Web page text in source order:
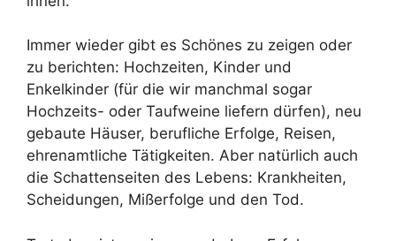
Immer wieder gibt es Schönes zu zeigen oder
zu berichten: Hochzeiten, Kinder und
Enkelkinder (für die wir manchmal sogar
Hochzeits- oder Taufweine liefern dürfen), neu
gebaute Häuser, berufliche Erfolge, Reisen,
ehrenamtliche Tätigkeiten. Aber natürlich auch
die Schattenseiten des Lebens: Krankheiten,
Scheidungen, Mißerfolge und den Tod.